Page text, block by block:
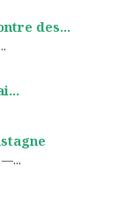
des...
—...